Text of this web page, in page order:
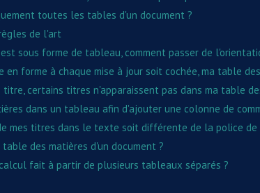
toutes les tables d'un document ?
de l'art
sous forme de tableau, comment passer de
en forme à chaque mise à jour soit cochée, ma table
certains titres n'apparaissent pas dans ma table
dans un tableau afin d'ajouter une colonne de
mes titres dans le texte soit différente de la police
des matières d'un document ?
fait à partir de plusieurs tableaux séparés ?